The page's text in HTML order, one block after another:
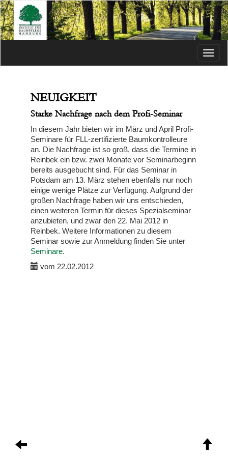
Menü
NEUIGKEIT
Starke Nachfrage nach dem Profi-Seminar
In diesem Jahr bieten wir im März und April Profi-
Seminare für FLL-zertifizierte Baumkontrolleure
an. Die Nachfrage ist so groß, dass die Termine in
Reinbek ein bzw. zwei Monate vor Seminarbeginn
bereits ausgebucht sind. Für das Seminar in
Potsdam am 13. März stehen ebenfalls nur noch
einige wenige Plätze zur Verfügung. Aufgrund der
großen Nachfrage haben wir uns entschieden,
einen weiteren Termin für dieses Spezialseminar
anzubieten, und zwar den 22. Mai 2012 in
Reinbek. Weitere Informationen zu diesem
Seminar sowie zur Anmeldung finden Sie unter
Seminare.
vom 22.02.2012